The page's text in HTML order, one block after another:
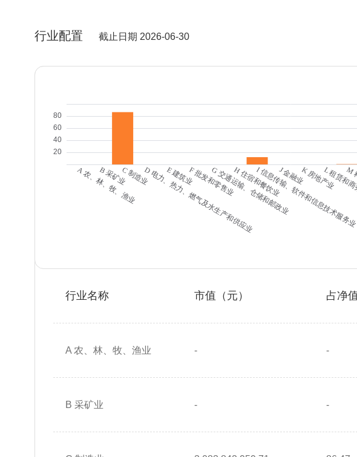
行业配置 截止日期 2026-06-30
行业名称 市值（元） 占净
A 农、林、牧、渔业 - -
B 采矿业 - -